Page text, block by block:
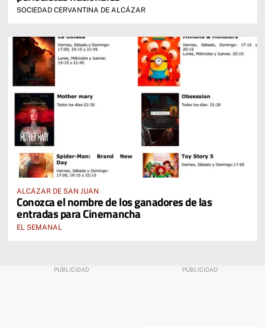
SOCIEDAD CERVANTINA DE ALCÁZAR
ALCÁZAR DE SAN JUAN
Conozca el nombre de los ganadores de las
entradas para Cinemancha
EL SEMANAL